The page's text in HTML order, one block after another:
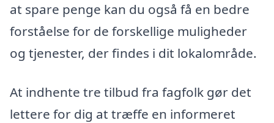
at spare penge kan du også få en bedre
forståelse for de forskellige muligheder
og tjenester, der findes i dit lokalområde.
At indhente tre tilbud fra fagfolk gør det
lettere for dig at træffe en informeret